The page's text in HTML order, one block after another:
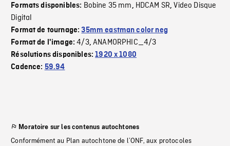
Formats disponibles: Bobine 35 mm, HDCAM SR,Video Disque
Digital
Format de tournage:35mm eastman color neg
Format de l'image:4/3,ANAMORPHIC_4/3
Résolutions disponibles:1920 x 1080
Cadence: 59.94
Moratoire sur les contenus autochtones
Conformément au Plan autochtone de l’ONF, aux protocoles